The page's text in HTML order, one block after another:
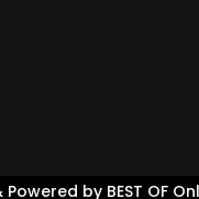
by BEST OF